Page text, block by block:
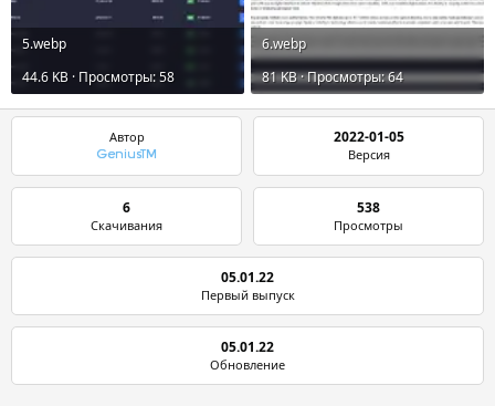
5.webp
44.6 KB · Просмотры: 58
6.webp
81 KB · Просмотры: 64
Автор
GeniusTM
2022-01-05
Версия
6
Скачивания
538
Просмотры
05.01.22
Первый выпуск
05.01.22
Обновление